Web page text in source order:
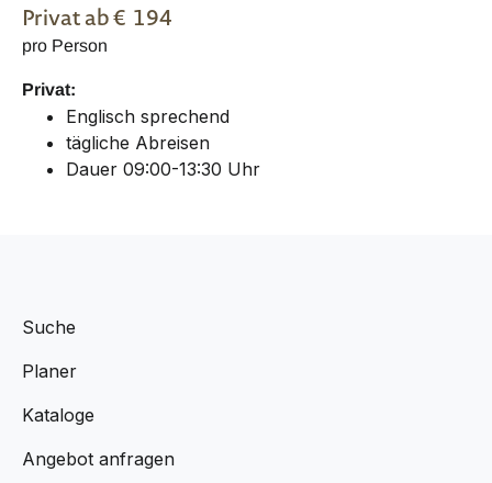
Privatab € 194
pro Person
Privat:
Englisch sprechend
tägliche Abreisen
Dauer 09:00-13:30 Uhr
Suche
Planer
Kataloge
Angebot anfragen